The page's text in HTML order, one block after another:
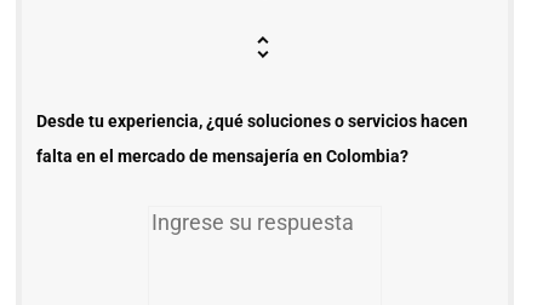
Desde tu experiencia, ¿qué soluciones o servicios hacen
falta en el mercado de mensajería en Colombia?